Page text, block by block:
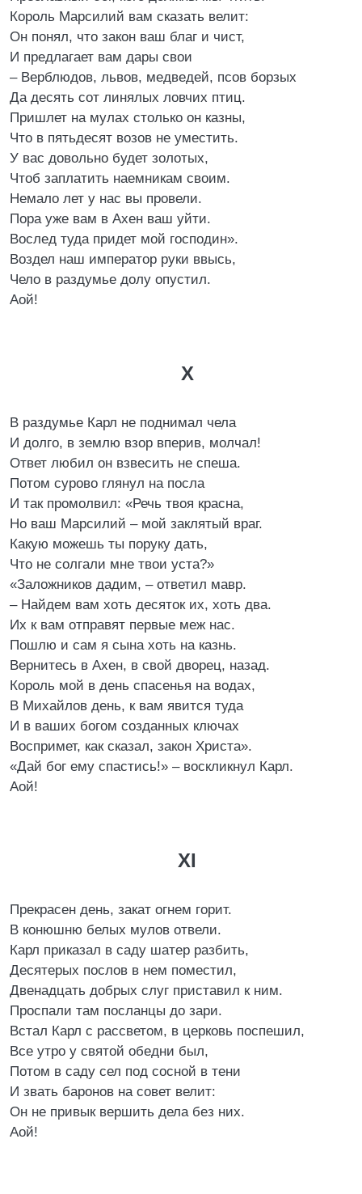
Король Марсилий вам сказать велит:
Он понял, что закон ваш благ и чист,
И предлагает вам дары свои
– Верблюдов, львов, медведей, псов борзых
Да десять сот линялых ловчих птиц.
Пришлет на мулах столько он казны,
Что в пятьдесят возов не уместить.
У вас довольно будет золотых,
Чтоб заплатить наемникам своим.
Немало лет у нас вы провели.
Пора уже вам в Ахен ваш уйти.
Вослед туда придет мой господин».
Воздел наш император руки ввысь,
Чело в раздумье долу опустил.
Аой!
X
В раздумье Карл не поднимал чела
И долго, в землю взор вперив, молчал!
Ответ любил он взвесить не спеша.
Потом сурово глянул на посла
И так промолвил: «Речь твоя красна,
Но ваш Марсилий – мой заклятый враг.
Какую можешь ты поруку дать,
Что не солгали мне твои уста?»
«Заложников дадим, – ответил мавр.
– Найдем вам хоть десяток их, хоть два.
Их к вам отправят первые меж нас.
Пошлю и сам я сына хоть на казнь.
Вернитесь в Ахен, в свой дворец, назад.
Король мой в день спасенья на водах,
В Михайлов день, к вам явится туда
И в ваших богом созданных ключах
Воспримет, как сказал, закон Христа».
«Дай бог ему спастись!» – воскликнул Карл.
Аой!
XI
Прекрасен день, закат огнем горит.
В конюшню белых мулов отвели.
Карл приказал в саду шатер разбить,
Десятерых послов в нем поместил,
Двенадцать добрых слуг приставил к ним.
Проспали там посланцы до зари.
Встал Карл с рассветом, в церковь поспешил,
Все утро у святой обедни был,
Потом в саду сел под сосной в тени
И звать баронов на совет велит:
Он не привык вершить дела без них.
Аой!